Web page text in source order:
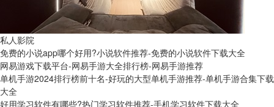
私人影院
免费的小说app哪个好用?小说软件推荐-免费的小说软件下载大全
网易游戏下载平台-网易手游大全排行榜-网易手游推荐
单机手游2024排行榜前十名-好玩的大型单机手游推荐-单机手游合集下载
大全
好用学习软件有哪些?热门学习软件推荐-手机学习软件下载大全